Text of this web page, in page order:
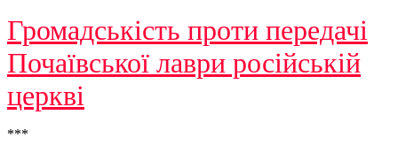
Громадськість проти передачі
Почаївської лаври російській
церкві
***